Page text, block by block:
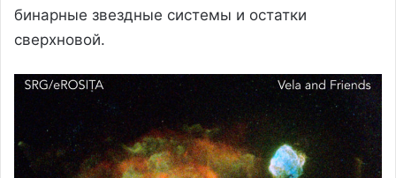
бинарные звездные системы и остатки
сверхновой.